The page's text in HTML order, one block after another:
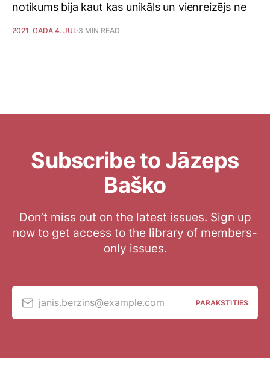
notikums bija kaut kas unikāls un vienreizējs ne
2021. GADA 4. JŪL 3 MIN READ
Subscribe to Jāzeps
Baško
Don’t miss out on the latest issues. Sign up
now to get access to the library of members-
only issues.
janis.berzins@example.com PARAKSTĪTIES